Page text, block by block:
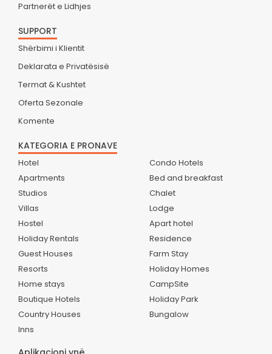
Partnerët e Lidhjes
SUPPORT
Shërbimi i Klientit
Deklarata e Privatësisë
Termat & Kushtet
Oferta Sezonale
Komente
KATEGORIA E PRONAVE
Hotel
Apartments
Studios
Villas
Hostel
Holiday Rentals
Guest Houses
Resorts
Home stays
Boutique Hotels
Country Houses
Inns
Condo Hotels
Bed and breakfast
Chalet
Lodge
Apart hotel
Residence
Farm Stay
Holiday Homes
CampSite
Holiday Park
Bungalow